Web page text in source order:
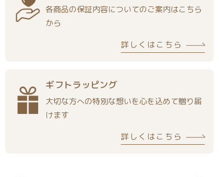
各商品の保証内容についてのご案内はこちら
から
詳しくはこちら
ギフトラッピング
大切な方への特別な想いを心を込めて贈り届
けます
詳しくはこちら